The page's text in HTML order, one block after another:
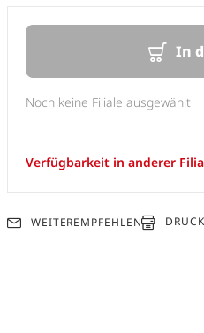
In
Noch keine Filiale ausgewählt
Verfügbarkeit in anderer
WEITEREMPFEHLEN